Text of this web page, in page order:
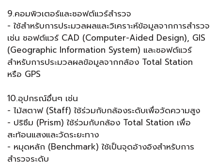
9.คอมพิวเตอร์และซอฟต์แวร์สำรวจ
- ใช้สำหรับการประมวลผลและวิเคราะห์ข้อมูลจากการสำรวจ
เช่น ซอฟต์แวร์ CAD (Computer-Aided Design), GIS
(Geographic Information System) และซอฟต์แวร์
สำหรับการประมวลผลข้อมูลจากกล้อง Total Station
หรือ GPS
10.อุปกรณ์อื่นๆ เช่น
- ไม้สตาฟ (Staff) ใช้ร่วมกับกล้องระดับเพื่อวัดความสูง
- ปริซึม (Prism) ใช้ร่วมกับกล้อง Total Station เพื่อ
สะท้อนแสงและวัดระยะทาง
- หมุดหลัก (Benchmark) ใช้เป็นจุดอ้างอิงสำหรับการ
สำรวจระดับ